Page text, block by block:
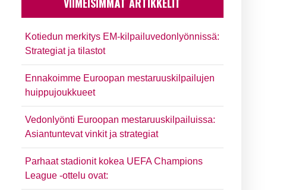
Kotiedun merkitys EM-kilpailuvedonlyönnissä:
Strategiat ja tilastot
Ennakoimme Euroopan mestaruuskilpailujen
huippujoukkueet
Vedonlyönti Euroopan mestaruuskilpailuissa:
Asiantuntevat vinkit ja strategiat
Parhaat stadionit kokea UEFA Champions
League -ottelu ovat: